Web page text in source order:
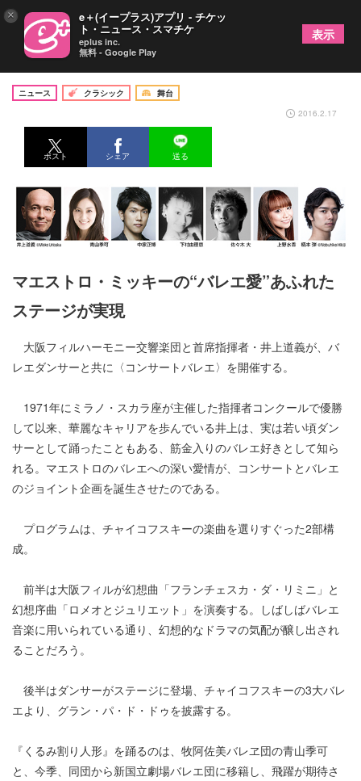
大阪フィル『コンサート ＋ バレエ』
ニュース クラシック
舞台
2016.2.17
ポスト シェア 送る
マエストロ・ミッキーの“バレエ愛”あふれた
ステージが実現
大阪フィルハーモニー交響楽団と首席指揮者・井上道義が、バ
レエダンサーと共に〈コンサートバレエ〉を開催する。
1971年にミラノ・スカラ座が主催した指揮者コンクールで優勝
して以来、華麗なキャリアを歩んでいる井上は、実は若い頃ダン
サーとして踊ったこともある、筋金入りのバレエ好きとして知ら
れる。マエストロのバレエへの深い愛情が、コンサートとバレエ
のジョイント企画を誕生させたのである。
プログラムは、チャイコフスキーの楽曲を選りすぐった2部構
成。
前半は大阪フィルが幻想曲「フランチェスカ・ダ・リミニ」と
幻想序曲「ロメオとジュリエット」を演奏する。しばしばバレエ
音楽に用いられている通り、幻想的なドラマの気配が醸し出され
ることだろう。
後半はダンサーがステージに登場、チャイコフスキーの3大バレ
エより、グラン・パ・ド・ドゥを披露する。
『くるみ割り人形』を踊るのは、牧阿佐美バレヱ団の青山季可
と、今季、同団から新国立劇場バレエ団に移籍し、飛躍が期待さ
× e＋(イープラス)アプリ - チケッ
ト・ニュース・スマチケ
eplus inc.
無料 - Google Play
表示